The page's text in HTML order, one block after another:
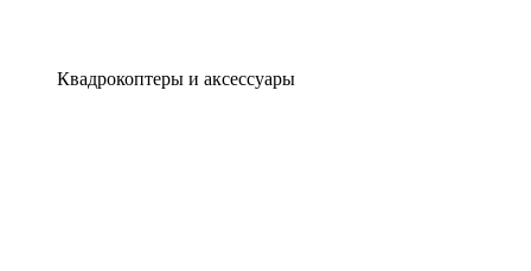
Квадрокоптеры и аксессуары